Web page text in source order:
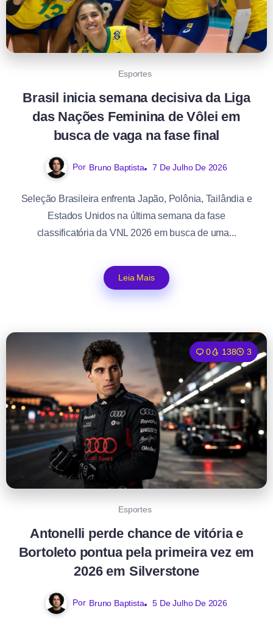
Esportes
Brasil inicia semana decisiva da Liga
das Nações Feminina de Vôlei em
busca de vaga na fase final
Por Bruno Baptista 7 De Julho De 2026
Seleção Brasileira enfrenta Japão, Polônia, Tailândia e
Estados Unidos na última semana da fase
classificatória da VNL 2026 em busca de uma...
Leia Mais
0 138 3
Esportes
Antonelli perde chance de vitória e
Bortoleto pontua pela primeira vez em
2026 em Silverstone
Por Bruno Baptista 5 De Julho De 2026